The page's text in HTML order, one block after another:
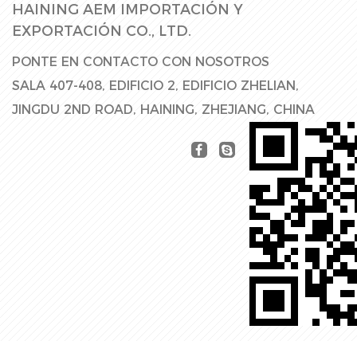
HAINING AEM IMPORTACIÓN Y
EXPORTACIÓN CO., LTD.
PONTE EN CONTACTO CON NOSOTROS
SALA 407-408, EDIFICIO 2, EDIFICIO ZHELIAN,
JINGDU 2ND ROAD, HAINING, ZHEJIANG, CHINA